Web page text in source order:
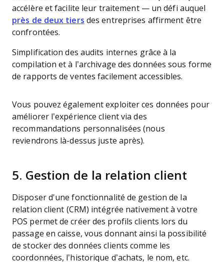
accélère et facilite leur traitement — un défi auquel
près de deux tiers des entreprises affirment être
confrontées.
Simplification des audits internes grâce à la
compilation et à l’archivage des données sous forme
de rapports de ventes facilement accessibles.
Vous pouvez également exploiter ces données pour
améliorer l’expérience client via des
recommandations personnalisées (nous
reviendrons là-dessus juste après).
5. Gestion de la relation client
Disposer d'une fonctionnalité de gestion de la
relation client (CRM) intégrée nativement à votre
POS permet de créer des profils clients lors du
passage en caisse, vous donnant ainsi la possibilité
de stocker des données clients comme les
coordonnées, l’historique d’achats, le nom, etc.